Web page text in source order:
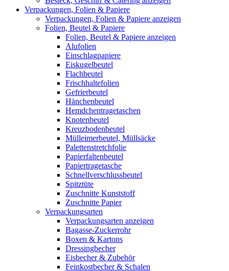
Verpackungen, Folien & Papiere
Verpackungen, Folien & Papiere anzeigen
Folien, Beutel & Papiere
Folien, Beutel & Papiere anzeigen
Alufolien
Einschlagpapiere
Eiskugelbeutel
Flachbeutel
Frischhaltefolien
Gefrierbeutel
Hänchenbeutel
Hemdchentragetaschen
Knotenbeutel
Kreuzbodenbeutel
Mülleimerbeutel, Müllsäcke
Palettenstretchfolie
Papierfaltenbeutel
Papiertragetasche
Schnellverschlussbeutel
Spitztüte
Zuschnitte Kunststoff
Zuschnitte Papier
Verpackungsarten
Verpackungsarten anzeigen
Bagasse-Zuckerrohr
Boxen & Kartons
Dressingbecher
Eisbecher & Zubehör
Feinkostbecher & Schalen